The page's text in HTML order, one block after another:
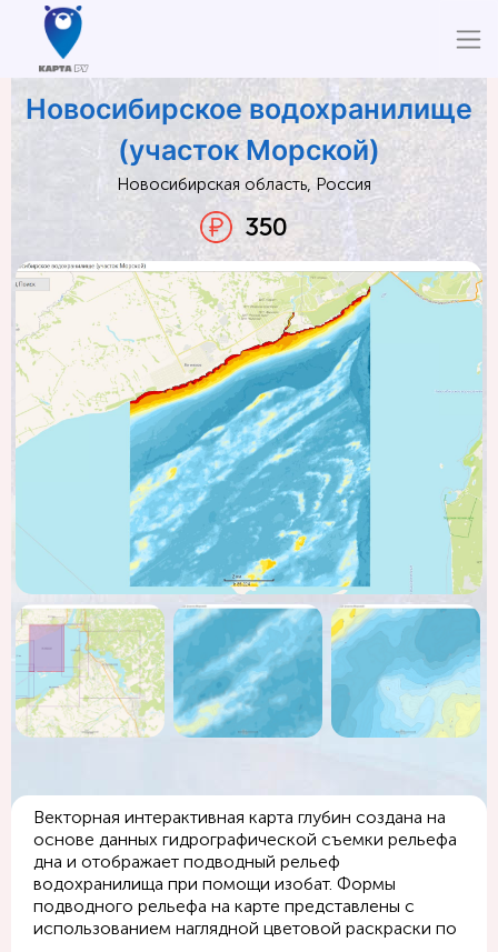
Новосибирское водохранилище
(участок Морской)
Новосибирская область, Россия
350
Векторная интерактивная карта глубин создана на
основе данных гидрографической съемки рельефа
дна и отображает подводный рельеф
водохранилища при помощи изобат. Формы
подводного рельефа на карте представлены с
использованием наглядной цветовой раскраски по